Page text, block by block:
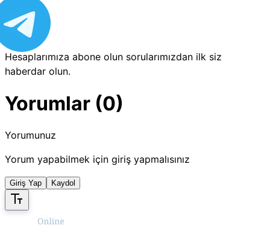
Hesaplarımıza abone olun sorularımızdan ilk siz
haberdar olun.
Yorumlar (0)
Yorumunuz
Yorum yapabilmek için giriş yapmalısınız
Giriş Yap Kaydol